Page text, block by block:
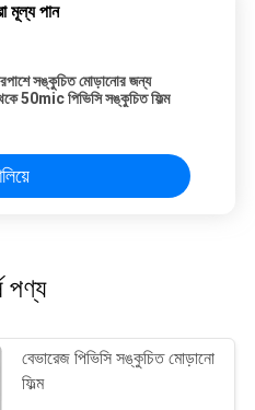
মূল্য পান
সঙ্কুচিত মোড়ানোর জন্য
50mic পিভিসি সঙ্কুচিত ফিল্ম
পণ্য
বেভারেজ পিভিসি সঙ্কুচিত মোড়ানো
ফিল্ম